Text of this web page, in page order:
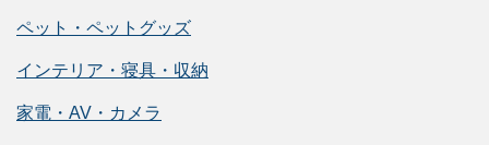
ペット・ペットグッズ
インテリア・寝具・収納
家電・AV・カメラ